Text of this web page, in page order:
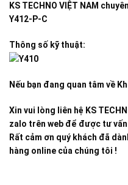
KS TECHNO VIỆT NAM
Y412-P-C
Thông số kỹ thuật:
Nếu bạn đang quan tâm về
Xin vui lòng liên hệ KS
zalo trên web để được tư
Rất cảm ơn quý khách đã
hàng online của chúng tôi !